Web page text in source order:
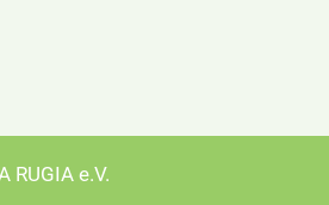
e.V.